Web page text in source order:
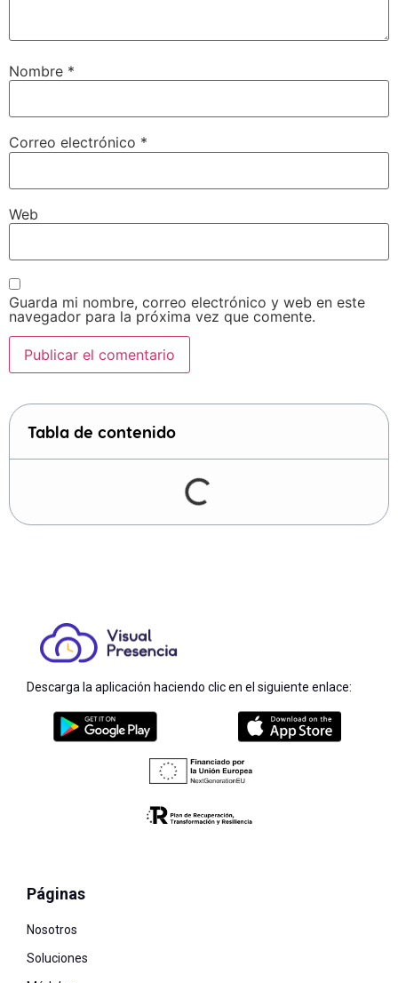
Nombre *
Correo electrónico *
Web
Guarda mi nombre, correo electrónico y web en este
navegador para la próxima vez que comente.
Tabla de contenido
Descarga la aplicación haciendo clic en el siguiente enlace:
Páginas
Nosotros
Soluciones